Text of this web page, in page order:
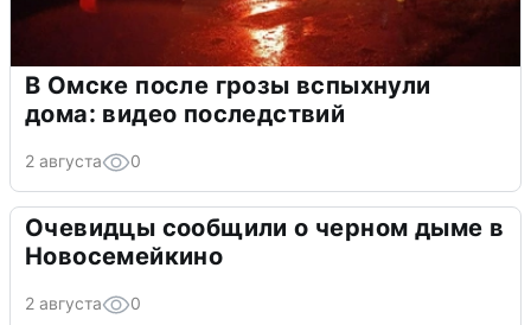
В Омске после грозы вспыхнули
дома: видео последствий
2 августа 0
Очевидцы сообщили о черном дыме в
Новосемейкино
2 августа 0